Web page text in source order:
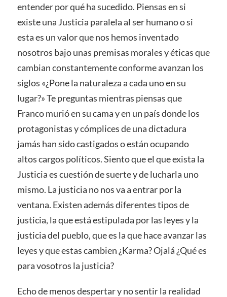
entender por qué ha sucedido. Piensas en si
existe una Justicia paralela al ser humano o si
esta es un valor que nos hemos inventado
nosotros bajo unas premisas morales y éticas que
cambian constantemente conforme avanzan los
siglos «¿Pone la naturaleza a cada uno en su
lugar?» Te preguntas mientras piensas que
Franco murió en su cama y en un país donde los
protagonistas y cómplices de una dictadura
jamás han sido castigados o están ocupando
altos cargos políticos. Siento que el que exista la
Justicia es cuestión de suerte y de lucharla uno
mismo. La justicia no nos va a entrar por la
ventana. Existen además diferentes tipos de
justicia, la que está estipulada por las leyes y la
justicia del pueblo, que es la que hace avanzar las
leyes y que estas cambien ¿Karma? Ojalá ¿Qué es
para vosotros la justicia?
Echo de menos despertar y no sentir la realidad